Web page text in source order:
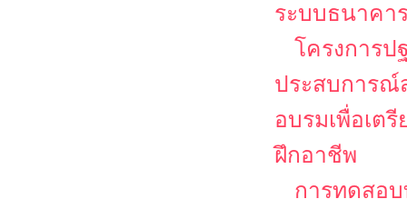
ระบบธนาคา
โครงการ
ประสบการณ์
อบรมเพื่อเต
ฝึกอาชีพ
การทดสอบ